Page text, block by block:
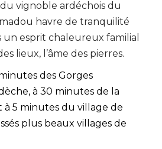
vignoble ardéchois du
havre de tranquilité
un esprit chaleureux familial
lieux, l’âme des pierres.
des Gorges
à 30 minutes de la
5 minutes du village de
plus beaux villages de